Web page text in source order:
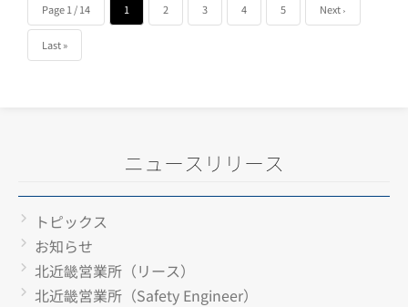
Page 1 / 14 1 2 3 4 5 Next ›
Last »
ニュースリリース
トピックス
お知らせ
北近畿営業所（リース）
北近畿営業所（Safety Engineer）